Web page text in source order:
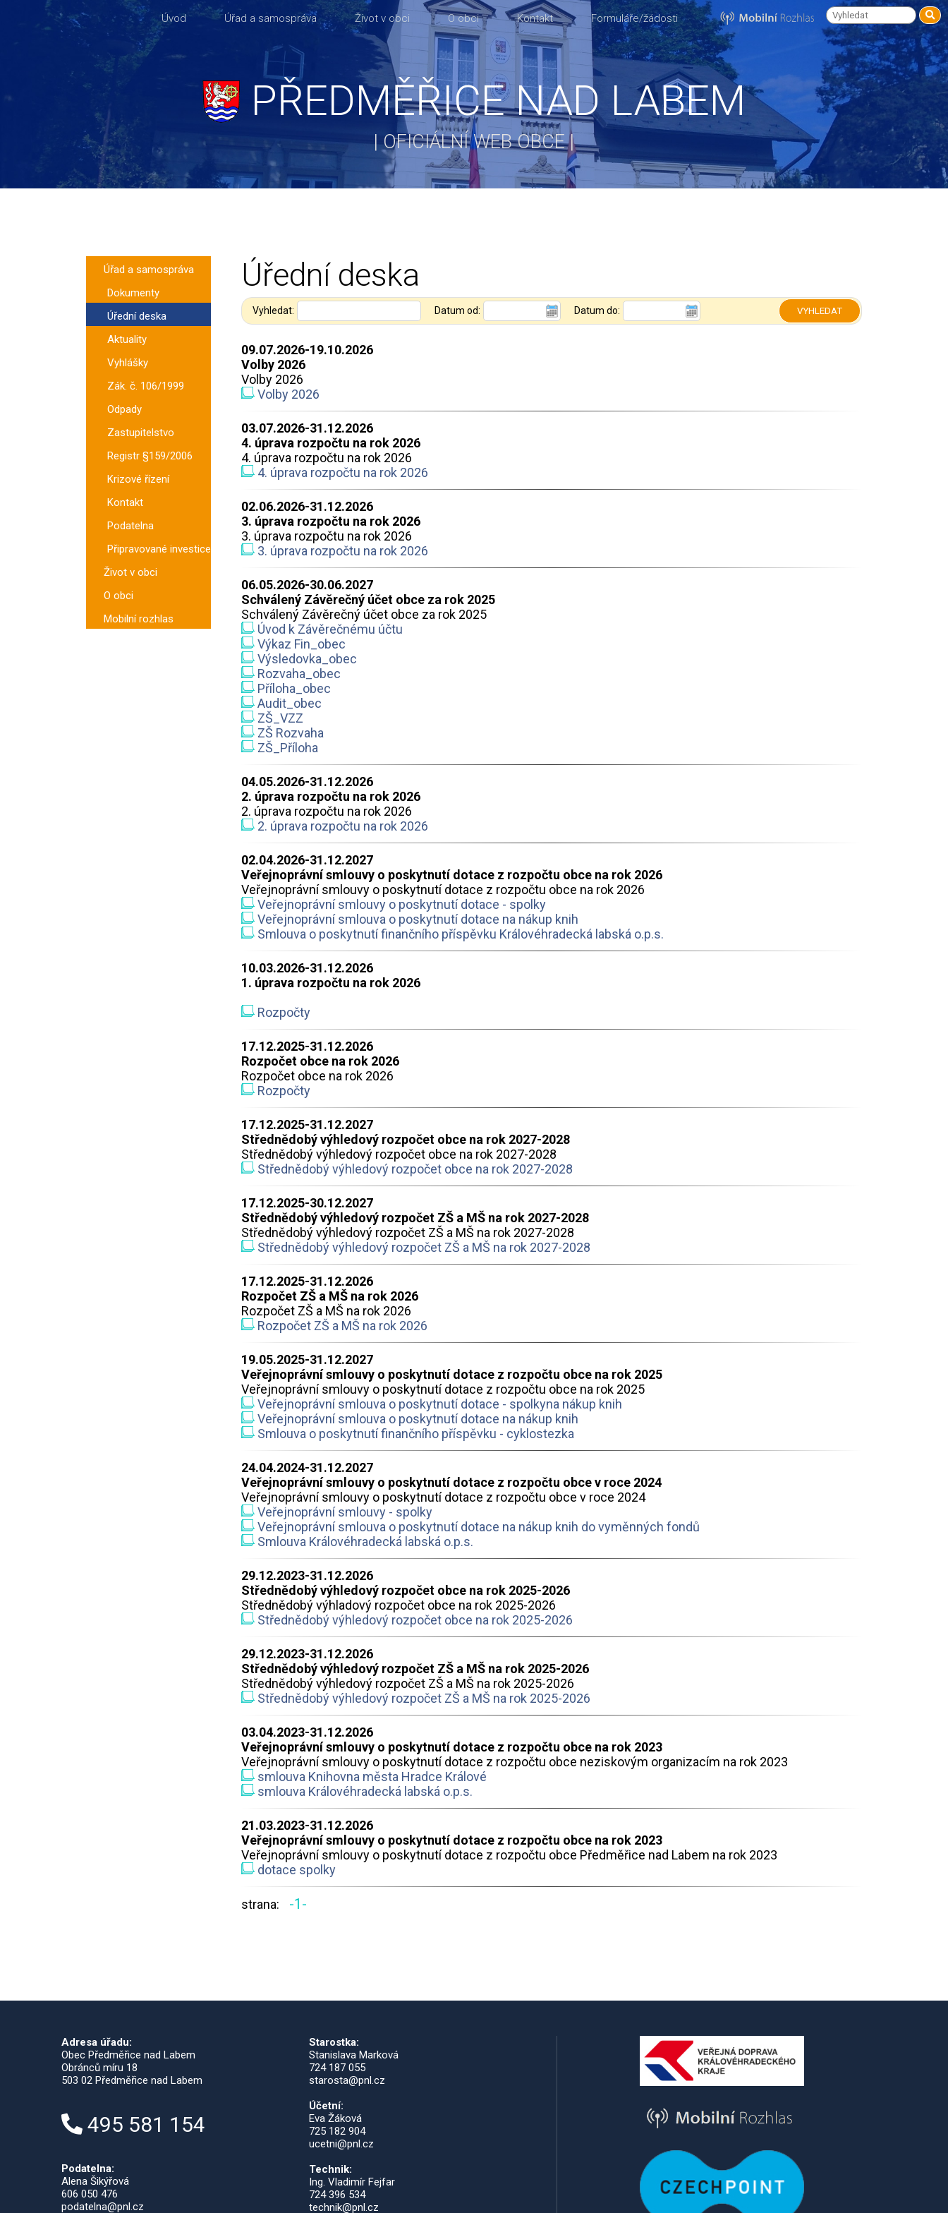
Úvod Úřad a samospráva Život v obci O obci Kontakt Formuláře/žádosti
PŘEDMĚŘICE NAD LABEM
| OFICIÁLNÍ WEB OBCE |
Úřad a samospráva
Dokumenty
Úřední deska
Aktuality
Vyhlášky
Zák. č. 106/1999
Odpady
Zastupitelstvo
Registr §159/2006
Krizové řízení
Kontakt
Podatelna
Připravované investice
Život v obci
O obci
Mobilní rozhlas
Úřední deska
Vyhledat: Datum od: Datum do:
09.07.2026-19.10.2026
Volby 2026
Volby 2026
Volby 2026
03.07.2026-31.12.2026
4. úprava rozpočtu na rok 2026
4. úprava rozpočtu na rok 2026
4. úprava rozpočtu na rok 2026
02.06.2026-31.12.2026
3. úprava rozpočtu na rok 2026
3. úprava rozpočtu na rok 2026
3. úprava rozpočtu na rok 2026
06.05.2026-30.06.2027
Schválený Závěrečný účet obce za rok 2025
Schválený Závěrečný účet obce za rok 2025
Úvod k Závěrečnému účtu
Výkaz Fin_obec
Výsledovka_obec
Rozvaha_obec
Příloha_obec
Audit_obec
ZŠ_VZZ
ZŠ Rozvaha
ZŠ_Příloha
04.05.2026-31.12.2026
2. úprava rozpočtu na rok 2026
2. úprava rozpočtu na rok 2026
2. úprava rozpočtu na rok 2026
02.04.2026-31.12.2027
Veřejnoprávní smlouvy o poskytnutí dotace z rozpočtu obce na rok 2026
Veřejnoprávní smlouvy o poskytnutí dotace z rozpočtu obce na rok 2026
Veřejnoprávní smlouvy o poskytnutí dotace - spolky
Veřejnoprávní smlouva o poskytnutí dotace na nákup knih
Smlouva o poskytnutí finančního příspěvku Královéhradecká labská o.p.s.
10.03.2026-31.12.2026
1. úprava rozpočtu na rok 2026
Rozpočty
17.12.2025-31.12.2026
Rozpočet obce na rok 2026
Rozpočet obce na rok 2026
Rozpočty
17.12.2025-31.12.2027
Střednědobý výhledový rozpočet obce na rok 2027-2028
Střednědobý výhledový rozpočet obce na rok 2027-2028
Střednědobý výhledový rozpočet obce na rok 2027-2028
17.12.2025-30.12.2027
Střednědobý výhledový rozpočet ZŠ a MŠ na rok 2027-2028
Střednědobý výhledový rozpočet ZŠ a MŠ na rok 2027-2028
Střednědobý výhledový rozpočet ZŠ a MŠ na rok 2027-2028
17.12.2025-31.12.2026
Rozpočet ZŠ a MŠ na rok 2026
Rozpočet ZŠ a MŠ na rok 2026
Rozpočet ZŠ a MŠ na rok 2026
19.05.2025-31.12.2027
Veřejnoprávní smlouvy o poskytnutí dotace z rozpočtu obce na rok 2025
Veřejnoprávní smlouvy o poskytnutí dotace z rozpočtu obce na rok 2025
Veřejnoprávní smlouva o poskytnutí dotace - spolkyna nákup knih
Veřejnoprávní smlouva o poskytnutí dotace na nákup knih
Smlouva o poskytnutí finančního příspěvku - cyklostezka
24.04.2024-31.12.2027
Veřejnoprávní smlouvy o poskytnutí dotace z rozpočtu obce v roce 2024
Veřejnoprávní smlouvy o poskytnutí dotace z rozpočtu obce v roce 2024
Veřejnoprávní smlouvy - spolky
Veřejnoprávní smlouva o poskytnutí dotace na nákup knih do vyměnných fondů
Smlouva Královéhradecká labská o.p.s.
29.12.2023-31.12.2026
Střednědobý výhledový rozpočet obce na rok 2025-2026
Střednědobý výhladový rozpočet obce na rok 2025-2026
Střednědobý výhledový rozpočet obce na rok 2025-2026
29.12.2023-31.12.2026
Střednědobý výhledový rozpočet ZŠ a MŠ na rok 2025-2026
Střednědobý výhledový rozpočet ZŠ a MŠ na rok 2025-2026
Střednědobý výhledový rozpočet ZŠ a MŠ na rok 2025-2026
03.04.2023-31.12.2026
Veřejnoprávní smlouvy o poskytnutí dotace z rozpočtu obce na rok 2023
Veřejnoprávní smlouvy o poskytnutí dotace z rozpočtu obce neziskovým organizacím na rok 2023
smlouva Knihovna města Hradce Králové
smlouva Královéhradecká labská o.p.s.
21.03.2023-31.12.2026
Veřejnoprávní smlouvy o poskytnutí dotace z rozpočtu obce na rok 2023
Veřejnoprávní smlouvy o poskytnutí dotace z rozpočtu obce Předměřice nad Labem na rok 2023
dotace spolky
strana: -1-
Adresa úřadu:
Obec Předměřice nad Labem
Obránců míru 18
503 02 Předměřice nad Labem
495 581 154
Podatelna:
Alena Šikýřová
606 050 476
podatelna@pnl.cz
Starostka:
Stanislava Marková
724 187 055
starosta@pnl.cz
Účetní:
Eva Žáková
725 182 904
ucetni@pnl.cz
Technik:
Ing. Vladimír Fejfar
724 396 534
technik@pnl.cz